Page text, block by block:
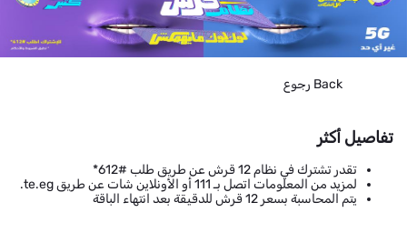
Back رجوع
تفاصيل أكثر
تقدر تشترك في نظام 12 قرش عن طريق طلب #612*
لمزيد من المعلومات اتصل بـ 111 أو الأونلاين شات عن طريق te.eg.
يتم المحاسبة بسعر 12 قرش للدقيقة بعد انتهاء الباقة